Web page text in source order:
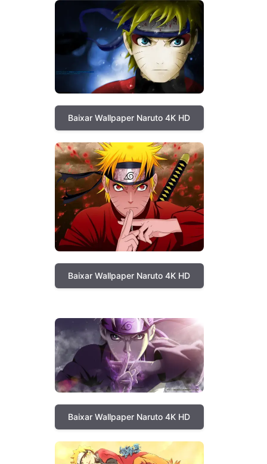
Baixar Wallpaper Naruto 4K HD
Baixar Wallpaper Naruto 4K HD
Baixar Wallpaper Naruto 4K HD